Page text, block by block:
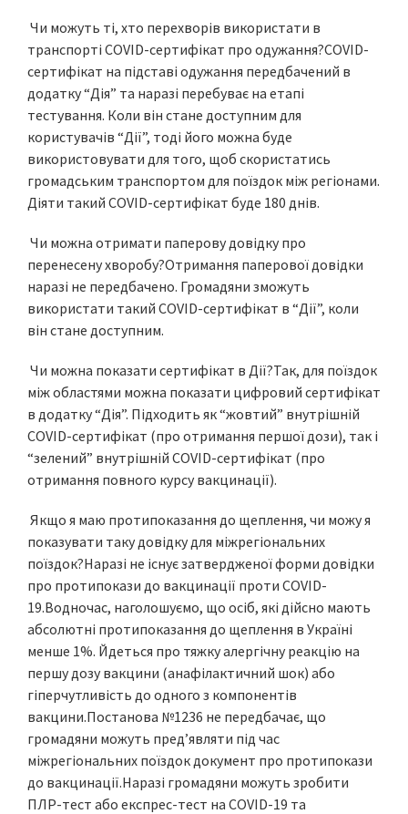
Чи можуть ті, хто перехворів використати в
транспорті COVID-сертифікат про одужання?COVID-
сертифікат на підставі одужання передбачений в
додатку “Дія” та наразі перебуває на етапі
тестування. Коли він стане доступним для
користувачів “Дії”, тоді його можна буде
використовувати для того, щоб скористатись
громадським транспортом для поїздок між регіонами.
Діяти такий COVID-сертифікат буде 180 днів.
Чи можна отримати паперову довідку про
перенесену хворобу?Отримання паперової довідки
наразі не передбачено. Громадяни зможуть
використати такий COVID-сертифікат в “Дії”, коли
він стане доступним.
Чи можна показати сертифікат в Дії?Так, для поїздок
між областями можна показати цифровий сертифікат
в додатку “Дія”. Підходить як “жовтий” внутрішній
COVID-сертифікат (про отримання першої дози), так і
“зелений” внутрішній COVID-сертифікат (про
отримання повного курсу вакцинації).
Якщо я маю протипоказання до щеплення, чи можу я
показувати таку довідку для міжрегіональних
поїздок?Наразі не існує затвердженої форми довідки
про протипокази до вакцинації проти COVID-
19.Водночас, наголошуємо, що осіб, які дійсно мають
абсолютні протипоказання до щеплення в Україні
менше 1%. Йдеться про тяжку алергічну реакцію на
першу дозу вакцини (анафілактичний шок) або
гіперчутливість до одного з компонентів
вакцини.Постанова №1236 не передбачає, що
громадяни можуть пред’являти під час
міжрегіональних поїздок документ про протипокази
до вакцинації.Наразі громадяни можуть зробити
ПЛР-тест або експрес-тест на COVID-19 та